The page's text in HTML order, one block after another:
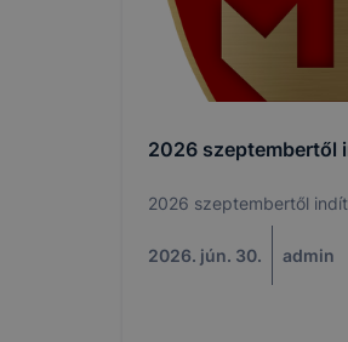
2026 szeptembertől
2026 szeptembertől
2026. jún. 30. admin